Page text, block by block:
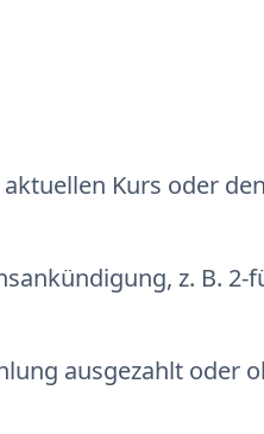
Kurs oder
z. B. 2-
ausgezahlt oder